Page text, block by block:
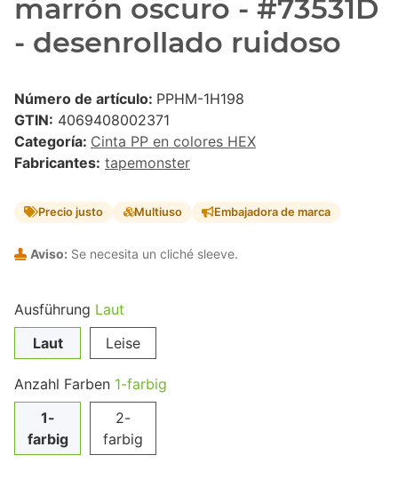
marrón oscuro - #73531D
- desenrollado ruidoso
Número de artículo: PPHM-1H198
GTIN: 4069408002371
Categoría: Cinta PP en colores HEX
Fabricantes: tapemonster
Precio justo Multiuso Embajadora de marca
Aviso: Se necesita un cliché sleeve.
Ausführung Laut
Laut
Leise
Anzahl Farben 1-farbig
1-
farbig
2-
farbig